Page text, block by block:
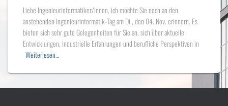
Liebe Ingenieurinformatiker/innen, ich möchte Sie noch an den
anstehenden Ingenieurinformatik-Tag am Di., den 04. Nov. erinnern. Es
bieten sich sehr gute Gelegenheiten für Sie an, sich über aktuelle
Entwicklungen, Industrielle Erfahrungen und berufliche Perspektiven in
Weiterlesen…